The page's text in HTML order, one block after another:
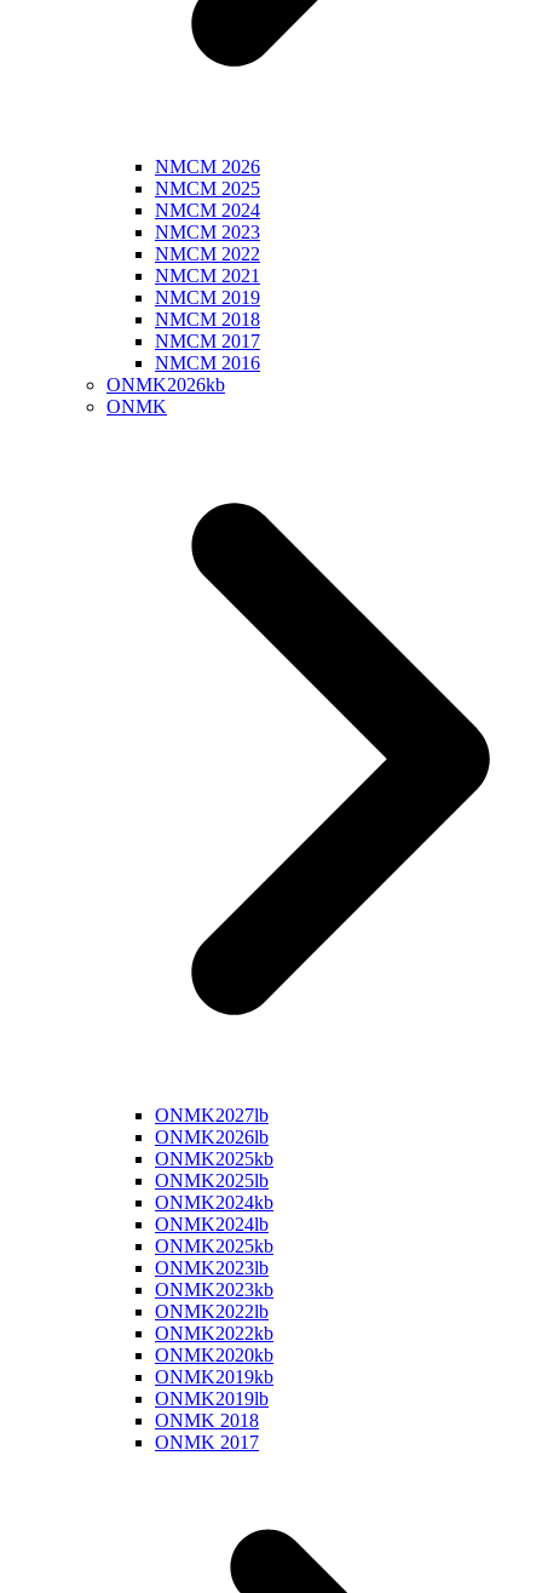
NMCM 2026
NMCM 2025
NMCM 2024
NMCM 2023
NMCM 2022
NMCM 2021
NMCM 2019
NMCM 2018
NMCM 2017
NMCM 2016
ONMK2026kb
ONMK
ONMK2027lb
ONMK2026lb
ONMK2025kb
ONMK2025lb
ONMK2024kb
ONMK2024lb
ONMK2025kb
ONMK2023lb
ONMK2023kb
ONMK2022lb
ONMK2022kb
ONMK2020kb
ONMK2019kb
ONMK2019lb
ONMK 2018
ONMK 2017